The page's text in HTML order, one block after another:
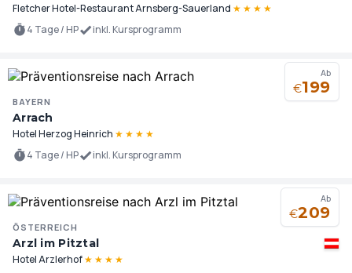
Fletcher Hotel-Restaurant Arnsberg-Sauerland ★ ★ ★ ★
4 Tage / HP
inkl. Kursprogramm
Ab
€199
BAYERN
Arrach
Hotel Herzog Heinrich ★ ★ ★ ★
4 Tage / HP
inkl. Kursprogramm
Ab
€209
ÖSTERREICH
Arzl im Pitztal
Hotel Arzlerhof★ ★ ★ ★